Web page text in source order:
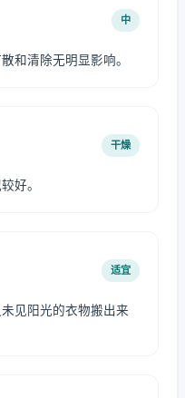
中
和清除无明显影响。
干燥
好。
适宜
见阳光的衣物搬出来